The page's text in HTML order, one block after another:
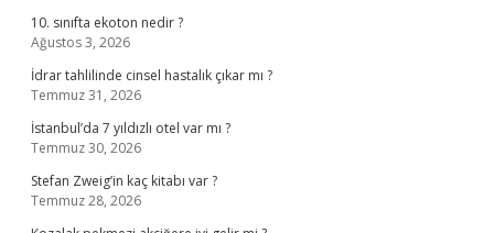
10. sınıfta ekoton nedir ?
Ağustos 3, 2026
İdrar tahlilinde cinsel hastalık çıkar mı ?
Temmuz 31, 2026
İstanbul’da 7 yıldızlı otel var mı ?
Temmuz 30, 2026
Stefan Zweig’in kaç kitabı var ?
Temmuz 28, 2026